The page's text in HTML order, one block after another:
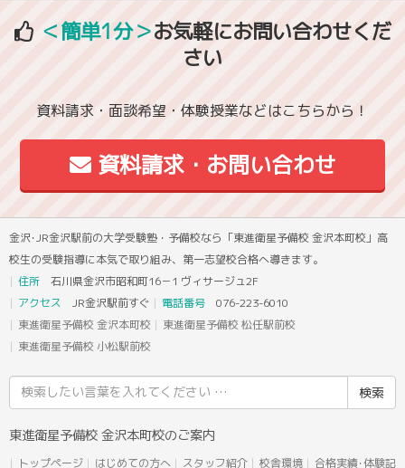
＜簡単1分＞お気軽にお問い合わせくだ
さい
資料請求・面談希望・体験授業などはこちらから！
資料請求・お問い合わせ
金沢･JR金沢駅前の大学受験塾・予備校なら「東進衛星予備校 金沢本町校」高
校生の受験指導に本気で取り組み、第一志望校合格へ導きます。
住所 石川県金沢市昭和町16－1 ヴィサージュ2F
アクセス JR金沢駅前すぐ 電話番号 076-223-6010
東進衛星予備校 金沢本町校
東進衛星予備校 松任駅前校
東進衛星予備校 小松駅前校
索
結
東進衛星予備校 金沢本町校のご案内
トップページ はじめての方へ スタッフ紹介 校舎環境 合格実績･体験記